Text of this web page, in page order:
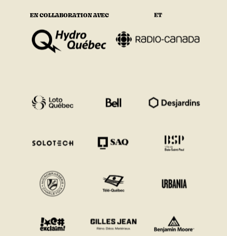
EN COLLABORATION AVEC ET